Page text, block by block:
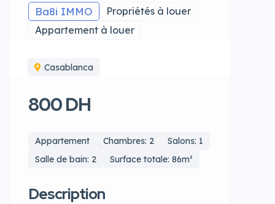
Ba8i IMMO
Propriétés à louer
Appartement à louer
Casablanca
800 DH
Appartement Chambres: 2
Salons: 1
Salle de bain: 2
Surface totale: 86m²
Description